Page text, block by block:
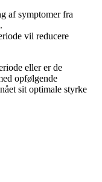
af symptomer fra
.
vil reducere
eller er de
opfølgende
sit optimale styrke